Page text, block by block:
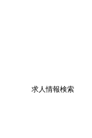
求人情報検索